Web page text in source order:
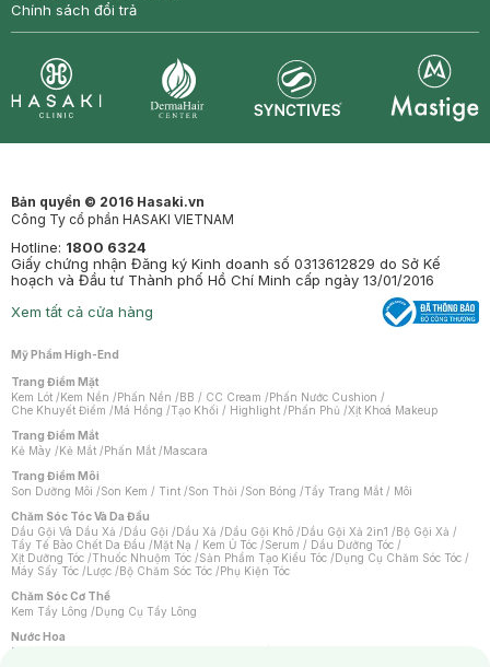
Chính sách đổi trả
Bản quyền © 2016 Hasaki.vn
Công Ty cổ phần HASAKI VIETNAM
Hotline: 1800 6324
Giấy chứng nhận Đăng ký Kinh doanh số 0313612829 do Sở Kế
hoạch và Đầu tư Thành phố Hồ Chí Minh cấp ngày 13/01/2016
Xem tất cả cửa hàng
Mỹ Phẩm High-End
Trang Điểm Mặt
Kem Lót /Kem Nền /Phấn Nền /BB / CC Cream /Phấn Nước Cushion /
Che Khuyết Điểm /Má Hồng /Tạo Khối / Highlight /Phấn Phủ /Xịt Khoá Makeup
Trang Điểm Mắt
Kẻ Mày /Kẻ Mắt /Phấn Mắt /Mascara
Trang Điểm Môi
Son Dưỡng Môi /Son Kem / Tint /Son Thỏi /Son Bóng /Tẩy Trang Mắt / Môi
Chăm Sóc Tóc Và Da Đầu
Dầu Gội Và Dầu Xả /Dầu Gội /Dầu Xả /Dầu Gội Khô /Dầu Gội Xả 2in1 /Bộ Gội Xả /
Tẩy Tế Bào Chết Da Đầu /Mặt Nạ / Kem Ủ Tóc /Serum / Dầu Dưỡng Tóc /
Xịt Dưỡng Tóc /Thuốc Nhuộm Tóc /Sản Phẩm Tạo Kiểu Tóc /Dụng Cụ Chăm Sóc Tóc /
Máy Sấy Tóc /Lược /Bộ Chăm Sóc Tóc /Phụ Kiện Tóc
Chăm Sóc Cơ Thể
Kem Tẩy Lông /Dụng Cụ Tẩy Lông
Nước Hoa
Nước Hoa Nữ